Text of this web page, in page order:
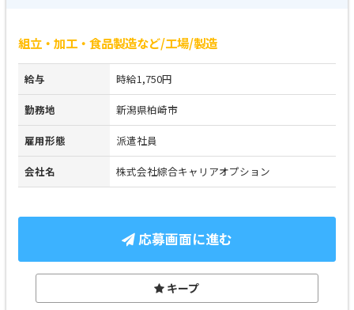
組立・加工・食品製造など/工場/製造
給与 時給1,750円
勤務地 新潟県柏崎市
雇用形態 派遣社員
会社名 株式会社綜合キャリアオプション
応募画面に進む
キープ